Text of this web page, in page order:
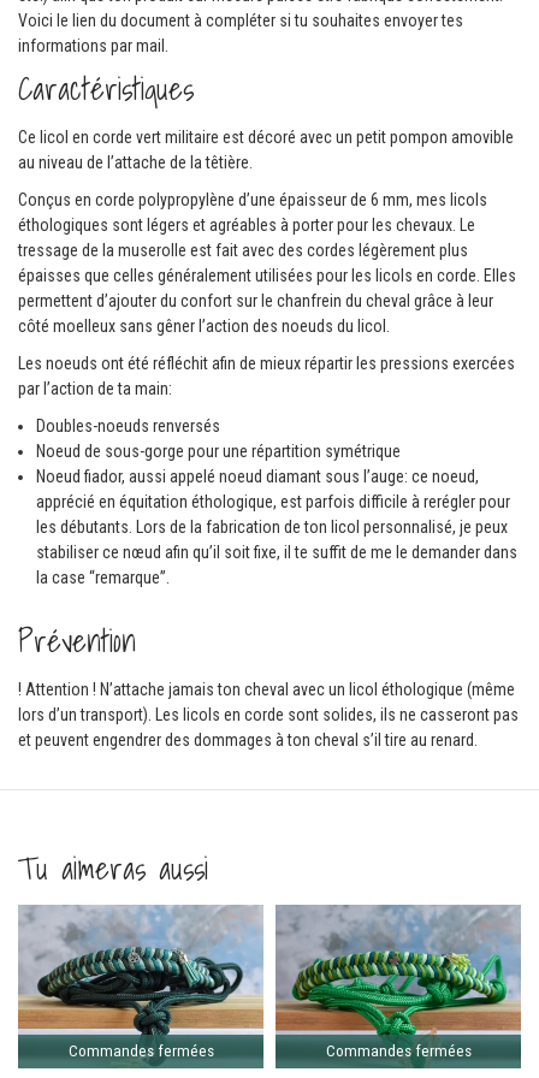
Voici le lien du document à compléter si tu souhaites envoyer tes
informations par mail.
Caractéristiques
Ce licol en corde vert militaire est décoré avec un petit pompon amovible
au niveau de l’attache de la têtière.
Conçus en corde polypropylène d’une épaisseur de 6 mm, mes licols
éthologiques sont légers et agréables à porter pour les chevaux. Le
tressage de la muserolle est fait avec des cordes légèrement plus
épaisses que celles généralement utilisées pour les licols en corde. Elles
permettent d’ajouter du confort sur le chanfrein du cheval grâce à leur
côté moelleux sans gêner l’action des noeuds du licol.
Les noeuds ont été réfléchit afin de mieux répartir les pressions exercées
par l’action de ta main:
Doubles-noeuds renversés
Noeud de sous-gorge pour une répartition symétrique
Noeud fiador, aussi appelé noeud diamant sous l’auge: ce noeud,
apprécié en équitation éthologique, est parfois difficile à rerégler pour
les débutants. Lors de la fabrication de ton licol personnalisé, je peux
stabiliser ce nœud afin qu’il soit fixe, il te suffit de me le demander dans
la case “remarque”.
Prévention
! Attention ! N’attache jamais ton cheval avec un licol éthologique (même
lors d’un transport). Les licols en corde sont solides, ils ne casseront pas
et peuvent engendrer des dommages à ton cheval s’il tire au renard.
Tu aimeras aussi
Commandes fermées Commandes fermées